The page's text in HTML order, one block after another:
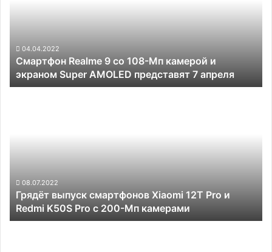
экраном
Super
AMOLED
04.04.2022
Смартфон Realme 9 со 108-Мп камерой и
экраном Super AMOLED представят 7 апреля
Redmi
K50S
Pro
с
08.07.2022
Грядёт выпуск смартфонов Xiaomi 12T Pro и
Redmi K50S Pro с 200-Мп камерами